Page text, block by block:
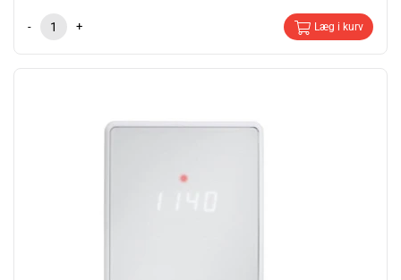
- + Læg i kurv